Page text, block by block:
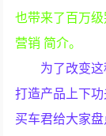
也带来了百万
营销 简介。
为了改变
打造产品上下
买车君给大家